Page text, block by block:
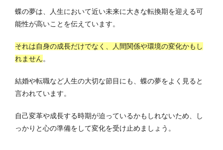
蝶の夢は、人生において近い未来に大きな転換期を迎える可
能性が高いことを伝えています。
それは自身の成長だけでなく、人間関係や環境の変化かもし
れません。
結婚や転職など人生の大切な節目にも、蝶の夢をよく見ると
言われています。
自己変革や成長する時期が迫っているかもしれないため、し
っかりと心の準備をして変化を受け止めましょう。